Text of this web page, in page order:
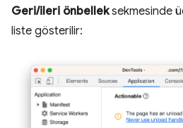
Geri/ileri önbelleksekmesinde
liste gösterilir: